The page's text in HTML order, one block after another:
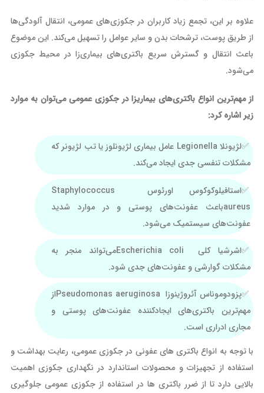
علاوه بر این، تجمع زیاد کاربران در جکوزی‌های عمومی، انتقال آلودگی‌ها
از طریق پوست، ترشحات بدن و سایر عوامل را تسهیل می‌کند. این موضوع
باعث انتقال و گسترش سریع باکتری‌های بیماری‌زا در محیط جکوزی
می‌شود.
از مهم‌ترین انواع باکتری‌های بیماریزا در جکوزی عمومی می‌توان به موارد
زیر اشاره کرد:
لژیونلا Legionella عامل بیماری لژیونلوز یا تب لژیونر که
مشکلات تنفسی جدی ایجاد می‌کند.
استافیلوکوکوس اورئوس Staphylococcus
aureusباعث عفونت‌های پوستی و در موارد شدید
عفونت‌های سیستمیک می‌شود.
اشرشیا کلی Escherichia coliمی‌تواند منجر به
مشکلات گوارشی و عفونت‌های جدی شود.
پزودوموناس آئروژینوزا Pseudomonas aeruginosaاز
مهم‌ترین باکتری‌های ایجادکننده عفونت‌های پوستی و
مجاری ادراری است.
با توجه به انواع باکتری های عفونی در جکوزی عمومی، رعایت بهداشت و
استفاده از تجهیزات و محصولات استاندارد در نگهداری جکوزی اهمیت
بالایی دارد تا از ضرر باکتری ‌ها در استفاده از جکوزی عمومی جلوگیری